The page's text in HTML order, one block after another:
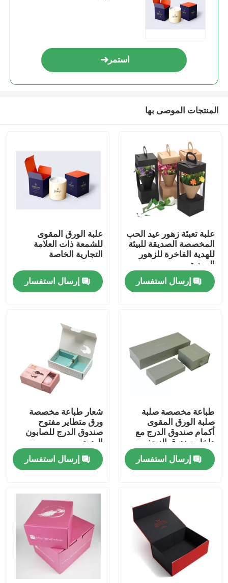
منزل
أشرطة فيديو
جولة في المعمل
ضبط الجودة
طلب اقتباس
صندوق تغليف الطباعة
صندوق تغليف VAPE
استمر
المنتجات الموصى بها
علبة تعبئة زهور عيد الحب
المخصصة الصديقة للبيئة
للهدية الفاخرة للزهور
الوردية
إرسال استفسار
علبة الورق المقوى
للشمعة ذات العلامة
التجارية الخاصة
إرسال استفسار
طباعة مخصصة صلبة
صلبة الورق المقوى
أكمام صندوق الدرج مع
داخل صندوق الزحف
إرسال استفسار
شعار طباعة مخصصة
ورق متطاير مفتوح
صندوق الدرج للصابون
اليدوي
إرسال استفسار